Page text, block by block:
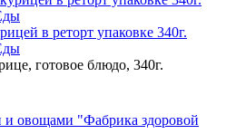
в реторт упаковке 340г.
готовое блюдо, 340г.